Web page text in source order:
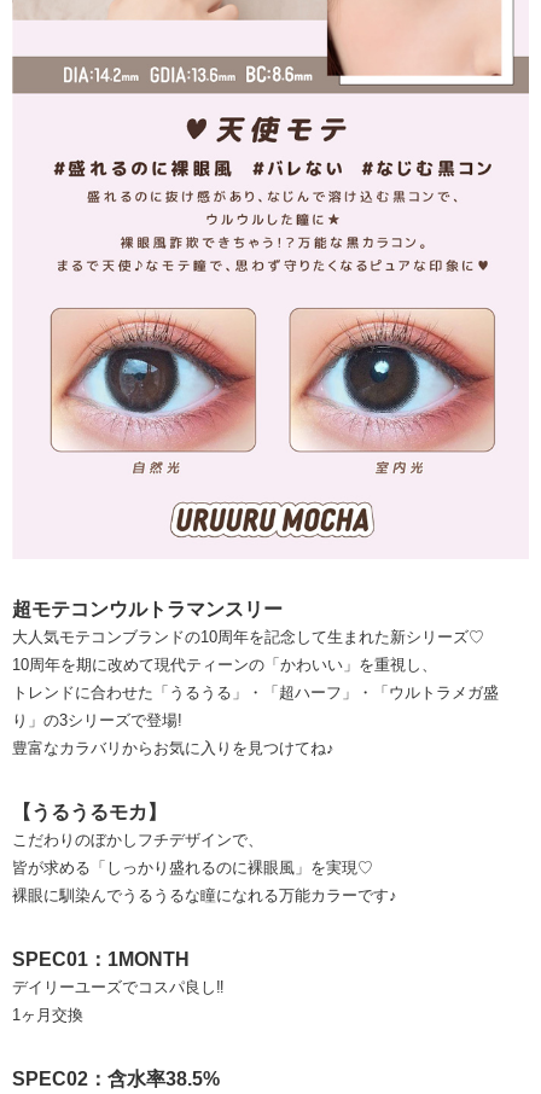
超モテコンウルトラマンスリー
大人気モテコンブランドの10周年を記念して生まれた新シリーズ♡
10周年を期に改めて現代ティーンの「かわいい」を重視し、
トレンドに合わせた「うるうる」・「超ハーフ」・「ウルトラメガ盛
り」の3シリーズで登場!
豊富なカラバリからお気に入りを見つけてね♪
【うるうるモカ】
こだわりのぼかしフチデザインで、
皆が求める「しっかり盛れるのに裸眼風」を実現♡
裸眼に馴染んでうるうるな瞳になれる万能カラーです♪
SPEC01：1MONTH
デイリーユーズでコスパ良し‼
1ヶ月交換
SPEC02：含水率38.5%